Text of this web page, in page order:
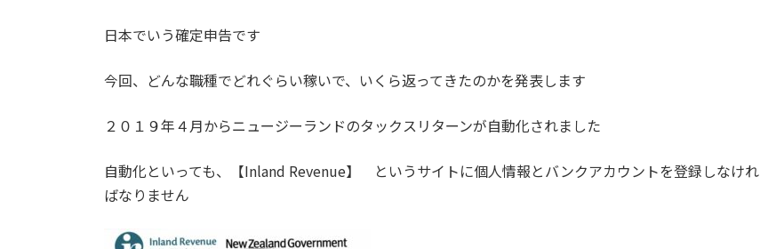
日本でいう確定申告です
今回、どんな職種でどれぐらい稼いで、いくら返ってきたのかを発表します
２０１９年４月からニュージーランドのタックスリターンが自動化されました
自動化といっても、【Inland Revenue】
というサイトに個人情報とバンクアカウントを登録しなけれ
ばなりません